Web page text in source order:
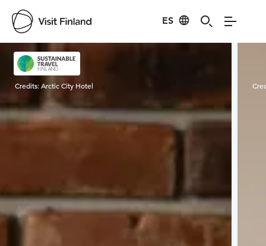
ES
Visit Finland
Credits:Arctic City Hotel